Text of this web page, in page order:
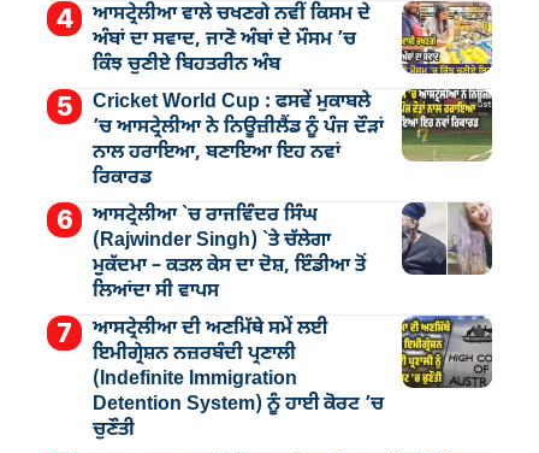
ਆਸਟ੍ਰੇਲੀਆ ਵਾਲੇ ਚਖਣਗੇ ਨਵੀਂ ਕਿਸਮ ਦੇ
ਅੰਬਾਂ ਦਾ ਸਵਾਦ, ਜਾਣੋ ਅੰਬਾਂ ਦੇ ਮੌਸਮ ’ਚ
ਕਿੰਝ ਚੁਣੀਏ ਬਿਹਤਰੀਨ ਅੰਬ
Cricket World Cup : ਫਸਵੇਂ ਮੁਕਾਬਲੇ
’ਚ ਆਸਟ੍ਰੇਲੀਆ ਨੇ ਨਿਊਜ਼ੀਲੈਂਡ ਨੂੰ ਪੰਜ ਦੌੜਾਂ
ਨਾਲ ਹਰਾਇਆ, ਬਣਾਇਆ ਇਹ ਨਵਾਂ
ਰਿਕਾਰਡ
ਆਸਟ੍ਰੇਲੀਆ `ਚ ਰਾਜਵਿੰਦਰ ਸਿੰਘ
(Rajwinder Singh) `ਤੇ ਚੱਲੇਗਾ
ਮੁੁਕੱਦਮਾ – ਕਤਲ ਕੇਸ ਦਾ ਦੋਸ਼, ਇੰਡੀਆ ਤੋਂ
ਲਿਆਂਦਾ ਸੀ ਵਾਪਸ
ਆਸਟ੍ਰੇਲੀਆ ਦੀ ਅਣਮਿੱਥੇ ਸਮੇਂ ਲਈ
ਇਮੀਗ੍ਰੇਸ਼ਨ ਨਜ਼ਰਬੰਦੀ ਪ੍ਰਣਾਲੀ
(Indefinite Immigration
Detention System) ਨੂੰ ਹਾਈ ਕੋਰਟ ’ਚ
ਚੁਣੌਤੀ